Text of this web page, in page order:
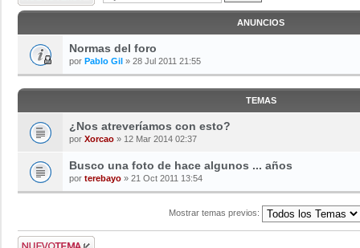
ANUNCIOS
Normas del foro
por Pablo Gil » 28 Jul 2011 21:55
TEMAS
¿Nos atreveríamos con esto?
por Xorcao » 12 Mar 2014 02:37
Busco una foto de hace algunos ... años
por terebayo » 21 Oct 2011 13:54
Mostrar temas previos: